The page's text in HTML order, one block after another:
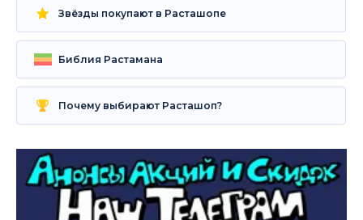
Звёзды покупают в Расташопе
Библия Растамана
Почему выбирают Расташоп?